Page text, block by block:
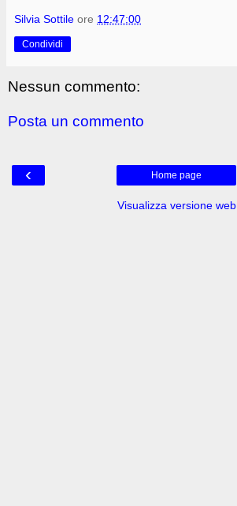
Silvia Sottile ore 12:47:00
Condividi
Nessun commento:
Posta un commento
‹ Home page
Visualizza versione web